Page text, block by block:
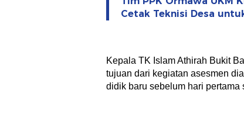
Cetak Teknisi Desa
Kepala TK Islam Athirah Bukit
tujuan dari kegiatan asesmen
didik baru sebelum hari pertama